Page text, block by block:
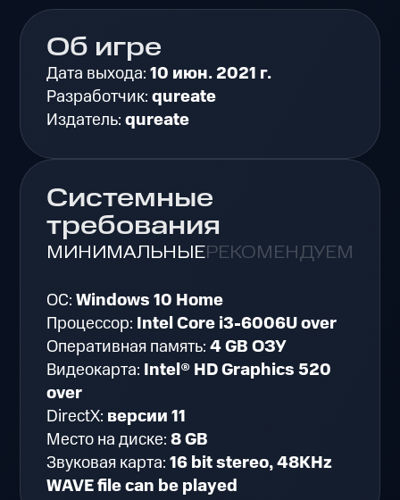
Об игре
Дата выхода:10 июн. 2021 г.
Разработчик:qureate
Издатель:qureate
Системные
требования
МИНИМАЛЬНЫЕРЕКОМЕНДУЕМЫЕ
ОС:Windows 10 Home
Процессор: Intel Core i3-6006U over
Оперативная память:4 GB ОЗУ
Видеокарта: Intel® HD Graphics 520
over
DirectX: версии 11
Место на диске:8 GB
Звуковая карта:16 bit stereo, 48KHz
WAVE file can be played